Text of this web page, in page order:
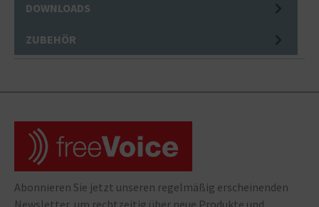
DOWNLOADS
ZUBEHÖR
Abonnieren Sie jetzt unseren regelmäßig erscheinenden
Newsletter, um rechtzeitig über neue Produkte und